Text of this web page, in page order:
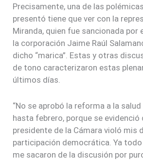
Precisamente, una de las
presentó tiene que ver con la
Miranda, quien fue sancionada por
la corporación Jaime Raúl
dicho “marica”. Estas y otras
de tono caracterizaron estas
últimos días.
“No se aprobó la reforma a la
hasta febrero, porque se evidenció
presidente de la Cámara violó mis
participación democrática. Ya todo
me sacaron de la discusión por